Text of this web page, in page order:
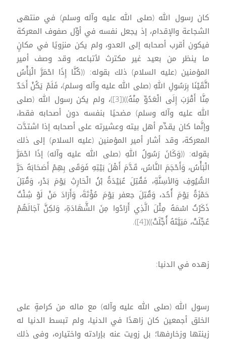
كان رسول الله (صلى الله عليه وآله وسلم) في منتهى
الشجاعة والإقدام، إذ يجعل نفسه في أوِّل صفوف المعركة
فيكون أقرب أصحابه إلى العدو، ولم يكن منزويًا في مكانٍ
ما ينظر من بعيد غير مكترث لأتباعه، وقد وصف أمير
المؤمنين (عليه السلام) ذلك بقوله: ((كُنَّا إِذَا احْمَرَّ الْبَأْسُ
اتَّقَيْنَا بِرَسُولِ اللهِ (صلى الله عليه وآله وسلم)، فَلَمْ يَكُنْ أَحَدٌ
مِنَّا أَقْرَبَ إِلَى الْعَدُوِّ مِنْهُ))([3])، ولم يكن رسول الله (صلى
الله عليه وآله وسلم) مضحيًا بنفسه دون أصحابه فقط،
وإنَّما كان يقدِّم أهل بيته وعشيرته على أصحابه إذا اشتدَّت
المعركة، وقد أشار أمير المؤمنين (عليه السلام) إلى ذلك
بقوله: ((وَكَانَ رَسُولُ اللهِ (صلى الله عليه وآله) إذَا احْمَرَّ
الْبَأْسُ، وَأَحْجَمَ النَّاسُ، قَدَّمَ أَهْلَ بَيْتِهِ فَوَقَى بِهِمْ أَصَحَابَهُ حَرَّ
السُّيُوفِ وَالأسِنَّةِ، فَقُتِلَ عُبَيْدَةُ بْنُ الْحَارِثِ يَوْمَ بَدْر، وَقُتِلَ
حَمْزَةُ يَوْمَ أُحُد، وَقُتِلَ جعفر يَوْمَ مُؤْتَةَ، وَأَرَادَ مَنْ لَوْ شِئْتُ
ذَكَرْتُ اسْمَهُ مِثْلَ الَّذِي أَرَادُوا مِنَ الشَّهَادَةِ، وَلكِنَّ آجَالَهُمْ
عُجِّلَتْ، مَنِيَّتَهُ أُجِّلَتْ))([4]).
زهده في الدنيا:
رسول الله (صلى الله عليه وآله) مع ماله من كرامةٍ على
الخلق أجمعين كان زاهدًا في الدنيا، ولم تبسط الدنيا له
زينتها وزخارفها؛ بل زوِيت عنه بإرادته واختياره، وفي ذلك